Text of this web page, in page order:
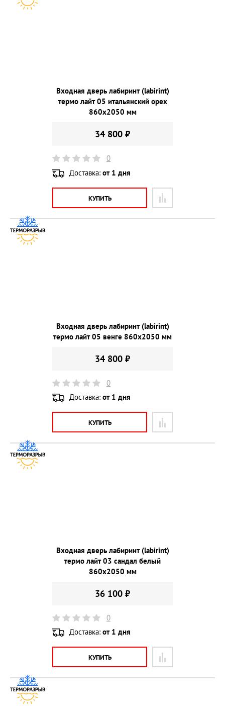
Входная дверь лабиринт (labirint)
термо лайт 05 итальянский орех
860х2050 мм
34 800 ₽
0
Доставка: от 1 дня
КУПИТЬ
Входная дверь лабиринт (labirint)
термо лайт 05 венге 860х2050 мм
34 800 ₽
0
Доставка: от 1 дня
КУПИТЬ
Входная дверь лабиринт (labirint)
термо лайт 03 сандал белый
860х2050 мм
36 100 ₽
0
Доставка: от 1 дня
КУПИТЬ